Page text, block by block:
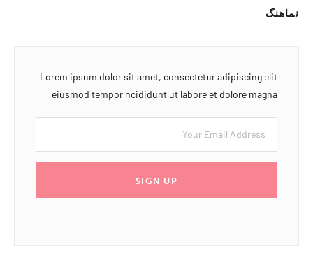
نماهنگ
Lorem ipsum dolor sit amet, consectetur adipiscing elit
eiusmod tempor ncididunt ut labore et dolore magna
SIGN UP